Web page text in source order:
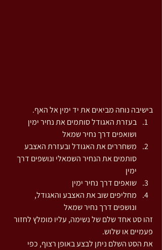
בישיבה נוחה מביאים את יד ימין אל האף.
בעזרת האגודל סותמים את נחיר ימין
ושואפים דרך נחיר שמאל
משחררים את האגודל ובעזרת האצבע
סותמים את הנחיר השמאלי ונושפים דרך
ימין
שואפים דרך נחיר ימין
מחליפים שוב את האצבע והאגודל,
ונושפים דרך נחיר שמאל
זהו סט אחד שלם של נשימה, עליו מומלץ לחזור
פעמיים או שלוש.
את הסט השלם ניתן לבצע באופן רצוף, כפי